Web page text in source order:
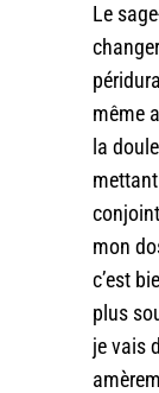
Le
même
la
mon
c’est
plus
je vais